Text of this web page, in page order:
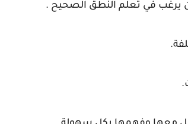
يرغب في تعلم النطق الصحيح .